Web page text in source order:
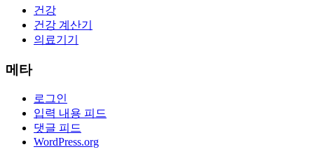
건강
건강 계산기
의료기기
메타
로그인
입력 내용 피드
댓글 피드
WordPress.org